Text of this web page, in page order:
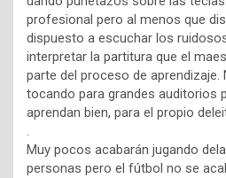
profesional pero al menos que
dispuesto a escuchar los
interpretar la partitura que el
parte del proceso de aprendizaje.
tocando para grandes auditorios
aprendan bien, para el propio
.
Muy pocos acabarán jugando
personas pero el fútbol no se